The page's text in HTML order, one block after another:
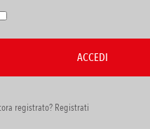
registrato? Registrati